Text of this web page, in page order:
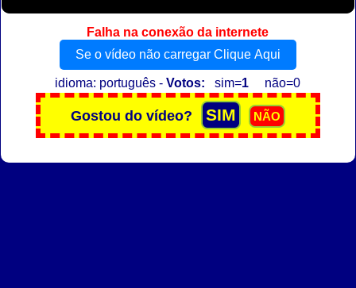
Falha na conexão da internete
Se o vídeo não carregar Clique Aqui
idioma: português -Votos: sim=1 não=0